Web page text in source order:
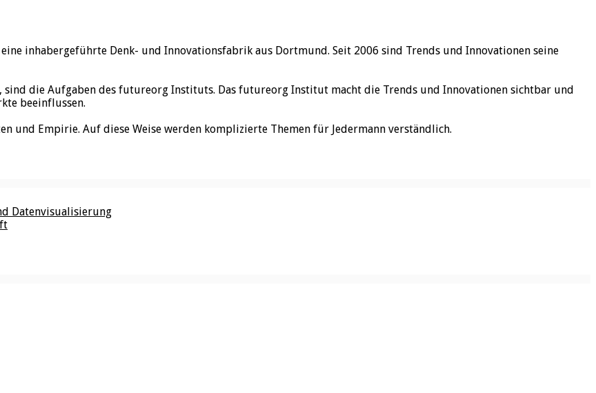
inhabergeführte Denk- und Innovationsfabrik aus Dortmund. Seit 2006 sind Trends und Innovationen seine
sind die Aufgaben des futureorg Instituts. Das futureorg Institut macht die Trends und Innovationen sichtbar und
beeinflussen.
und Empirie. Auf diese Weise werden komplizierte Themen für Jedermann verständlich.
Datenvisualisierung